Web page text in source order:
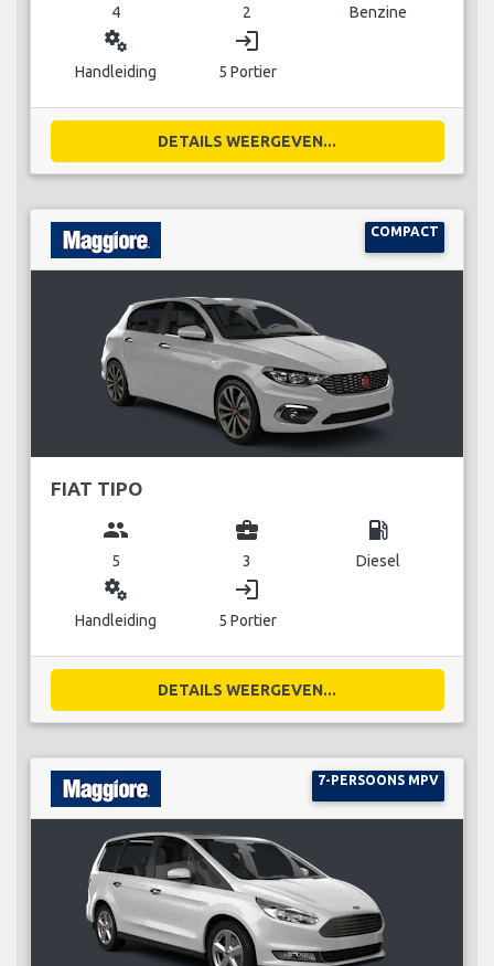
4 2 Benzine
miscellaneous_services
Handleiding
login
5 Portier
DETAILS WEERGEVEN...
COMPACT
FIAT TIPO
group
5
business_center
3
local_gas_station
Diesel
miscellaneous_services
Handleiding
login
5 Portier
DETAILS WEERGEVEN...
7-PERSOONS MPV